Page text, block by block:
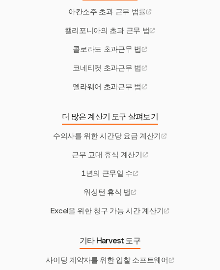
아칸소주 초과 근무 법률
캘리포니아의 초과 근무 법
콜로라도 초과근무 법
코네티컷 초과근무 법
델라웨어 초과근무 법
더 많은 계산기 도구 살펴보기
수의사를 위한 시간당 요금 계산기
근무 교대 휴식 계산기
1년의 근무일 수
워싱턴 휴식 법
Excel을 위한 청구 가능 시간 계산기
기타 Harvest 도구
사이딩 계약자를 위한 입찰 소프트웨어